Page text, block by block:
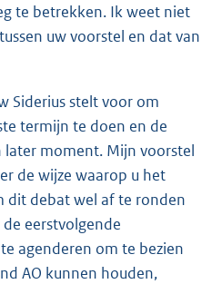
te betrekken. Ik weet niet
uw voorstel en dat van
Siderius stelt voor om
termijn te doen en de
moment. Mijn voorstel
de wijze waarop u het
dit debat wel af te ronden
eerstvolgende
agenderen om te bezien
AO kunnen houden,